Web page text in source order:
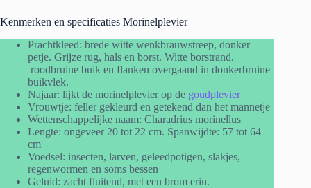
Kenmerken en specificaties Morinelplevier
Prachtkleed: brede witte wenkbrauwstreep, donker
petje. Grijze rug, hals en borst. Witte borstrand,
roodbruine buik en flanken overgaand in donkerbruine
buikvlek.
Najaar: lijkt de morinelplevier op de goudplevier
Vrouwtje: feller gekleurd en getekend dan het mannetje
Wettenschappelijke naam: Charadrius morinellus
Lengte: ongeveer 20 tot 22 cm. Spanwijdte: 57 tot 64
cm
Voedsel: insecten, larven, geleedpotigen, slakjes,
regenwormen en soms bessen
Geluid: zacht fluitend, met een brom erin.